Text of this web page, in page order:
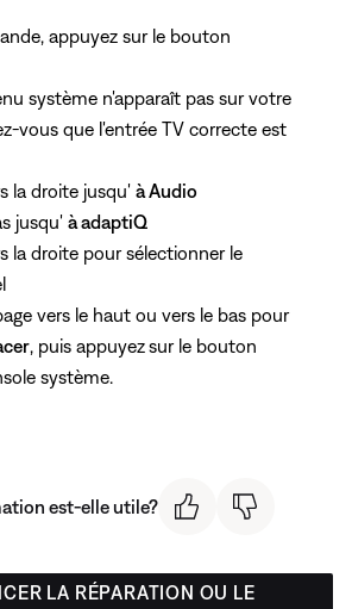
appuyez sur le bouton
système n'apparaît pas sur votre
vous que l'entrée TV correcte est
la droite jusqu' à Audio
jusqu' à adaptiQ
la droite pour sélectionner le
vers le haut ou vers le bas pour
, puis appuyezsur le bouton
système.
est-elle utile?
LA RÉPARATION OU LE